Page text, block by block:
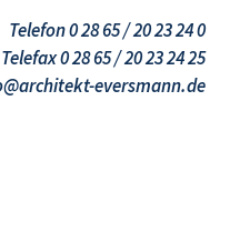
Telefon 0 28 65 / 20 23 24 0
Telefax 0 28 65 / 20 23 24 25
eversmann.de